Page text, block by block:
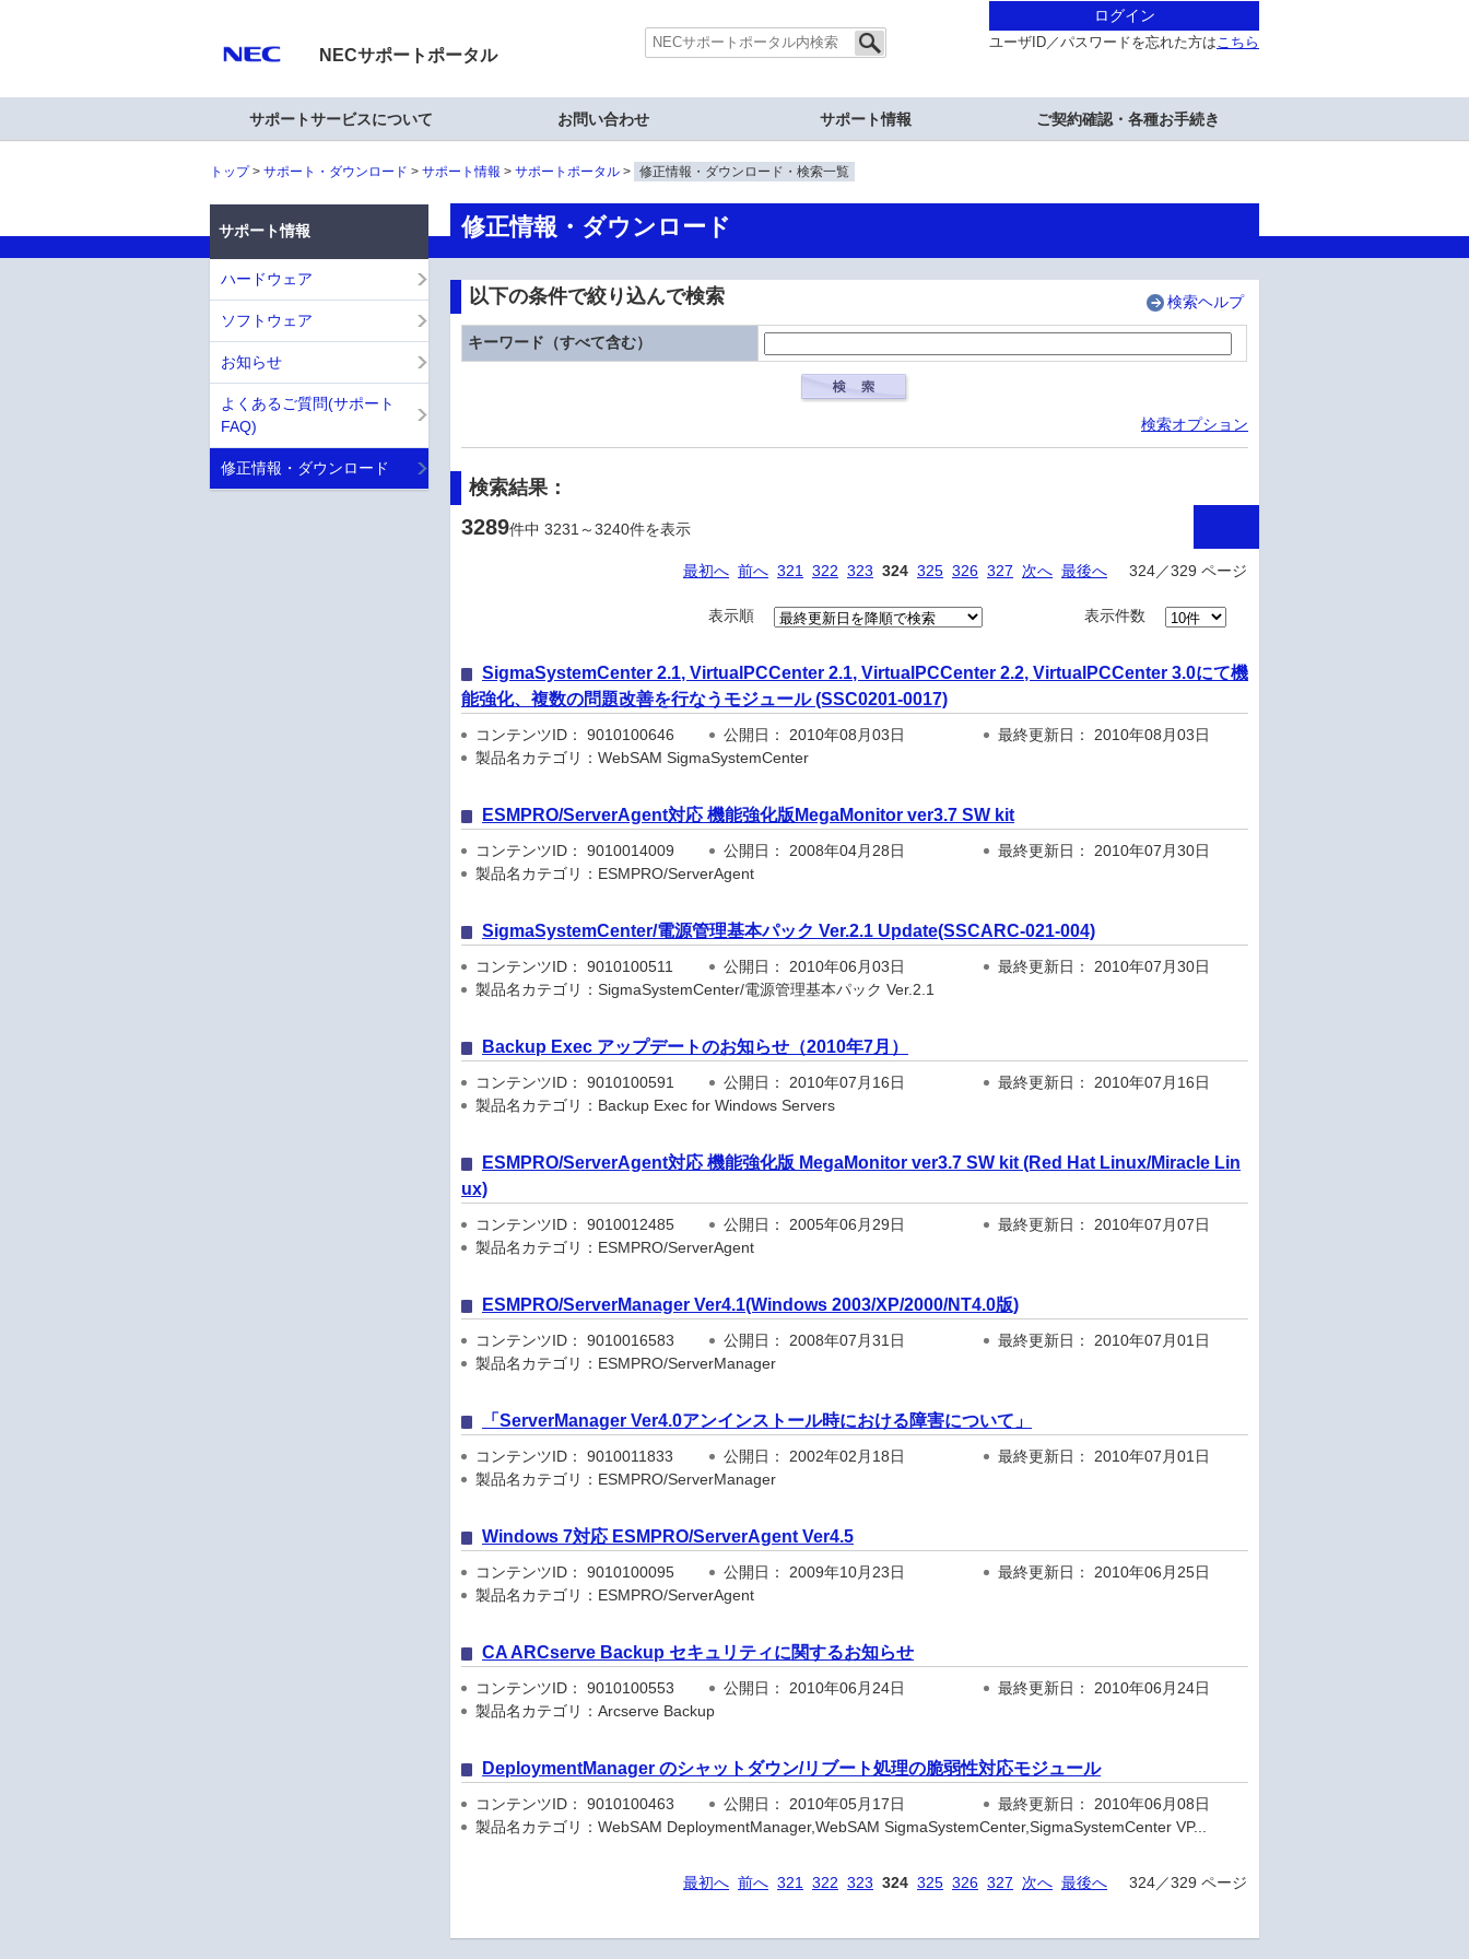
NECサポートポータル
ログイン
ユーザID／パスワードを忘れた方はこちら
サポートサービスについて お問い合わせ サポート情報 ご契約確認・各種お手続き
トップ サポート・ダウンロード サポート情報 サポートポータル 修正情報・ダウンロード・検索一覧
修正情報・ダウンロード
以下の条件で絞り込んで検索 検索ヘルプ
キーワード（すべて含む）
検索オプション
検索結果：
3289件中 3231～3240件を表示
最初へ 前へ 321 322 323 324 325 326 327 次へ 最後へ 324／329 ページ
表示順 表示件数
SigmaSystemCenter 2.1, VirtualPCCenter 2.1, VirtualPCCenter 2.2, VirtualPCCenter 3.0にて機
能強化、複数の問題改善を行なうモジュール (SSC0201-0017)
コンテンツID： 9010100646 公開日： 2010年08月03日
最終更新日： 2010年08月03日
製品名カテゴリ：WebSAM SigmaSystemCenter
ESMPRO/ServerAgent対応 機能強化版MegaMonitor ver3.7 SW kit
コンテンツID： 9010014009 公開日： 2008年04月28日
最終更新日： 2010年07月30日
製品名カテゴリ：ESMPRO/ServerAgent
SigmaSystemCenter/電源管理基本パック Ver.2.1 Update(SSCARC-021-004)
コンテンツID： 9010100511 公開日： 2010年06月03日
最終更新日： 2010年07月30日
製品名カテゴリ：SigmaSystemCenter/電源管理基本パック Ver.2.1
Backup Exec アップデートのお知らせ（2010年7月）
コンテンツID： 9010100591 公開日： 2010年07月16日
最終更新日： 2010年07月16日
製品名カテゴリ：Backup Exec for Windows Servers
ESMPRO/ServerAgent対応 機能強化版 MegaMonitor ver3.7 SW kit (Red Hat Linux/Miracle Lin
ux)
コンテンツID： 9010012485 公開日： 2005年06月29日
最終更新日： 2010年07月07日
製品名カテゴリ：ESMPRO/ServerAgent
ESMPRO/ServerManager Ver4.1(Windows 2003/XP/2000/NT4.0版)
コンテンツID： 9010016583 公開日： 2008年07月31日
最終更新日： 2010年07月01日
製品名カテゴリ：ESMPRO/ServerManager
「ServerManager Ver4.0アンインストール時における障害について」
コンテンツID： 9010011833 公開日： 2002年02月18日
最終更新日： 2010年07月01日
製品名カテゴリ：ESMPRO/ServerManager
Windows 7対応 ESMPRO/ServerAgent Ver4.5
コンテンツID： 9010100095 公開日： 2009年10月23日
最終更新日： 2010年06月25日
製品名カテゴリ：ESMPRO/ServerAgent
CA ARCserve Backup セキュリティに関するお知らせ
コンテンツID： 9010100553 公開日： 2010年06月24日
最終更新日： 2010年06月24日
製品名カテゴリ：Arcserve Backup
DeploymentManager のシャットダウン/リブート処理の脆弱性対応モジュール
コンテンツID： 9010100463 公開日： 2010年05月17日
最終更新日： 2010年06月08日
製品名カテゴリ：WebSAM DeploymentManager,WebSAM SigmaSystemCenter,SigmaSystemCenter VP...
最初へ 前へ 321 322 323 324 325 326 327 次へ 最後へ 324／329 ページ
サポート情報
ハードウェア
ソフトウェア
お知らせ
よくあるご質問(サポート
FAQ)
修正情報・ダウンロード